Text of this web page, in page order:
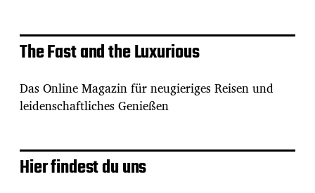
The Fast and the Luxurious
Das Online Magazin für neugieriges Reisen und
leidenschaftliches Genießen
Hier findest du uns